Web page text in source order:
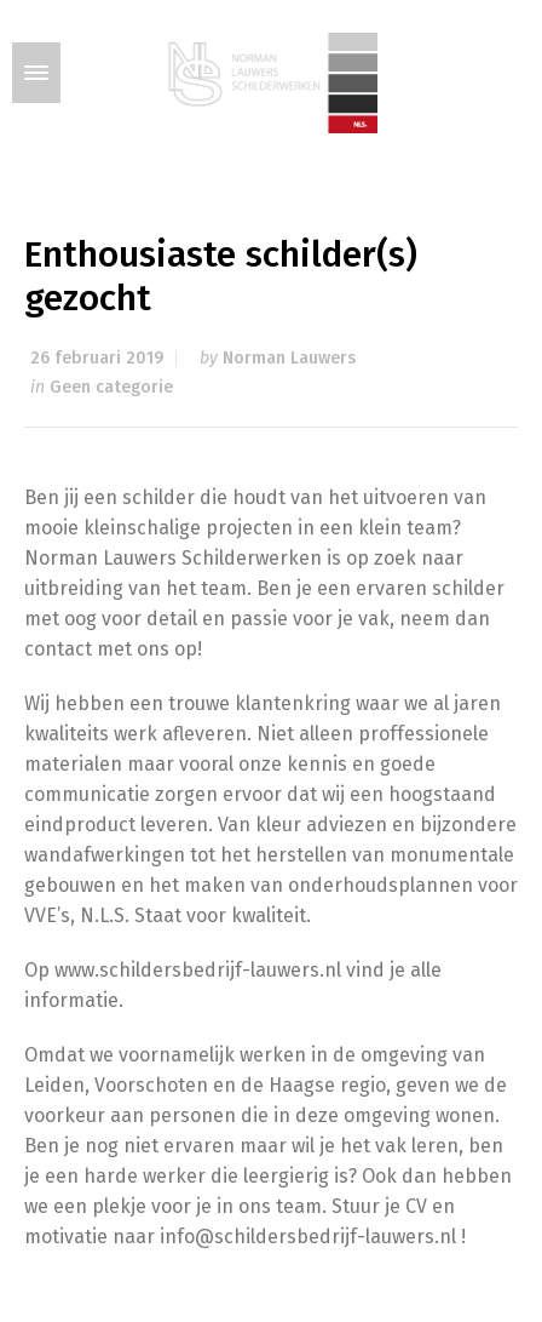
Enthousiaste schilder(s)
gezocht
26 februari 2019 by Norman Lauwers
in Geen categorie
Ben jij een schilder die houdt van het uitvoeren van
mooie kleinschalige projecten in een klein team?
Norman Lauwers Schilderwerken is op zoek naar
uitbreiding van het team. Ben je een ervaren schilder
met oog voor detail en passie voor je vak, neem dan
contact met ons op!
Wij hebben een trouwe klantenkring waar we al jaren
kwaliteits werk afleveren. Niet alleen proffessionele
materialen maar vooral onze kennis en goede
communicatie zorgen ervoor dat wij een hoogstaand
eindproduct leveren. Van kleur adviezen en bijzondere
wandafwerkingen tot het herstellen van monumentale
gebouwen en het maken van onderhoudsplannen voor
VVE’s, N.L.S. Staat voor kwaliteit.
Op www.schildersbedrijf-lauwers.nl vind je alle
informatie.
Omdat we voornamelijk werken in de omgeving van
Leiden, Voorschoten en de Haagse regio, geven we de
voorkeur aan personen die in deze omgeving wonen.
Ben je nog niet ervaren maar wil je het vak leren, ben
je een harde werker die leergierig is? Ook dan hebben
we een plekje voor je in ons team. Stuur je CV en
motivatie naar info@schildersbedrijf-lauwers.nl !